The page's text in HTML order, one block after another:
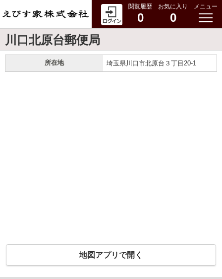
閲覧履歴
0
お気に入り
0
メニュー
川口北原台郵便局
所在地 埼玉県川口市北原台３丁目20-1
地図アプリで開く